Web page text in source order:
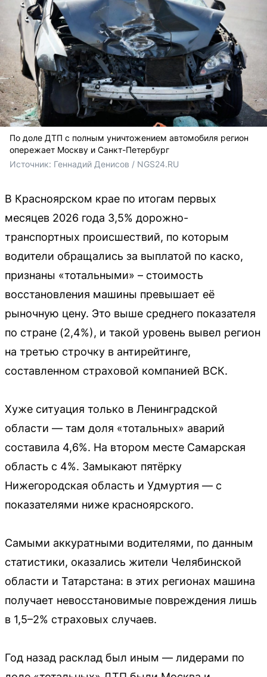
По доле ДТП с полным уничтожением автомобиля регион
опережает Москву и Санкт-Петербург
Источник: Геннадий Денисов / NGS24.RU
В Красноярском крае по итогам первых
месяцев 2026 года 3,5% дорожно-
транспортных происшествий, по которым
водители обращались за выплатой по каско,
признаны «тотальными» – стоимость
восстановления машины превышает её
рыночную цену. Это выше среднего показателя
по стране (2,4%), и такой уровень вывел регион
на третью строчку в антирейтинге,
составленном страховой компанией ВСК.
Хуже ситуация только в Ленинградской
области — там доля «тотальных» аварий
составила 4,6%. На втором месте Самарская
область с 4%. Замыкают пятёрку
Нижегородская область и Удмуртия — с
показателями ниже красноярского.
Самыми аккуратными водителями, по данным
статистики, оказались жители Челябинской
области и Татарстана: в этих регионах машина
получает невосстановимые повреждения лишь
в 1,5–2% страховых случаев.
Год назад расклад был иным — лидерами по